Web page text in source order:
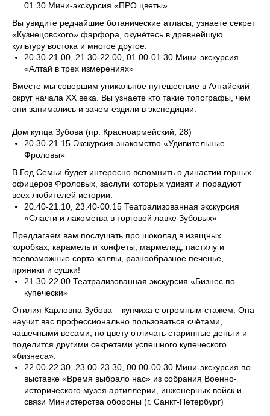
01.30 Мини-экскурсия «ПРО цветы»
Вы увидите редчайшие ботанические атласы, узнаете секрет
«Кузнецовского» фарфора, окунётесь в древнейшую
культуру востока и многое другое.
20.30-21.00, 21.30-22.00, 01.00-01.30 Мини-экскурсия
«Алтай в трех измерениях»
Вместе мы совершим уникальное путешествие в Алтайский
округ начала ХХ века. Вы узнаете кто такие топографы, чем
они занимались и зачем ездили в экспедиции.
Дом купца Зубова (пр. Красноармейский, 28)
20.30-21.15 Экскурсия-знакомство «Удивительные
Фроловы»
В Год Семьи будет интересно вспомнить о династии горных
офицеров Фроловых, заслуги которых удивят и порадуют
всех любителей истории.
20.40-21.10, 23.40-00.15 Театрализованная экскурсия
«Сласти и лакомства в торговой лавке Зубовых»
Предлагаем вам послушать про шоколад в изящных
коробках, карамель и конфеты, мармелад, пастилу и
всевозможные сорта халвы, разнообразное печенье,
пряники и сушки!
21.30-22.00 Театрализованная экскурсия «Бизнес по-
купечески»
Отилия Карловна Зубова – купчиха с огромным стажем. Она
научит вас профессионально пользоваться счётами,
чашечными весами, по цвету отличать старинные деньги и
поделится другими секретами успешного купеческого
«бизнеса».
22.00-22.30, 23.00-23.30, 00.00-00.30 Мини-экскурсия по
выставке «Время выбрало нас» из собрания Военно-
исторического музея артиллерии, инженерных войск и
связи Министерства обороны (г. Санкт-Петербург)